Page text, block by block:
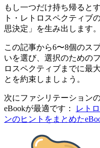
もし一つだけ持ち帰ると
ト・レトロスペクティブ
思決定」を生み出します。
この記事から6〜8個のス
いを選び、選択のための
ロスペクティブまでに最
とを約束しましょう。
次にファシリテーション
eBookが最適です：
レト
ンのヒントをまとめた